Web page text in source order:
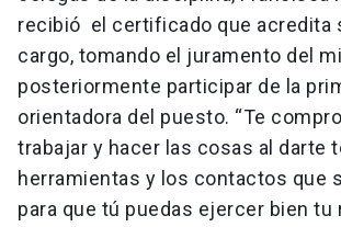
recibió el certificado que acredita
cargo, tomando el juramento del
posteriormente participar de la
orientadora del puesto. “Te
trabajar y hacer las cosas al darte
herramientas y los contactos que
para que tú puedas ejercer bien tu